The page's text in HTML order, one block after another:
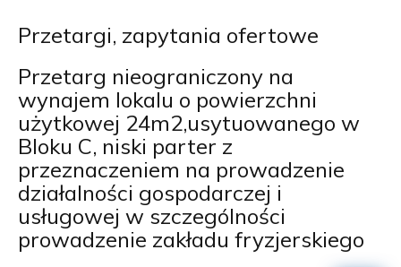
Przetargi, zapytania ofertowe
Przetarg nieograniczony na
wynajem lokalu o powierzchni
użytkowej 24m2,usytuowanego w
Bloku C, niski parter z
przeznaczeniem na prowadzenie
działalności gospodarczej i
usługowej w szczególności
prowadzenie zakładu fryzjerskiego